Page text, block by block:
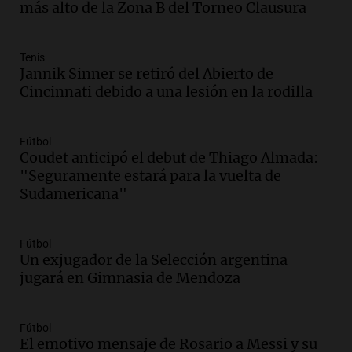
Audio.La UNT evalúa apelación ante la
Corte Suprema tras fallo que aparta a
Episodios
Audio.El cardenal Ángel Rossi advirtió
que la justicia social viene siendo
Episodios
Audio.La Bulaya se prepara para el cierre
de su gran muestra anual con la
Panorama Federal
Episodios
más alto de la Zona B del Torneo Clausura
Tenis
Jannik Sinner se retiró del Abierto de
Cincinnati debido a una lesión en la rodilla
Fútbol
Coudet anticipó el debut de Thiago Almada:
"Seguramente estará para la vuelta de
Sudamericana"
Fútbol
Un exjugador de la Selección argentina
jugará en Gimnasia de Mendoza
Fútbol
El emotivo mensaje de Rosario a Messi y su